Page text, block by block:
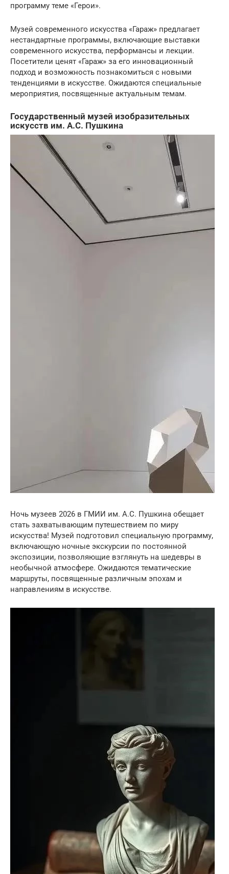
программу теме «Герои».
Музей современного искусства «Гараж» предлагает
нестандартные программы, включающие выставки
современного искусства, перформансы и лекции.
Посетители ценят «Гараж» за его инновационный
подход и возможность познакомиться с новыми
тенденциями в искусстве. Ожидаются специальные
мероприятия, посвященные актуальным темам.
Государственный музей изобразительных
искусств им. А.С. Пушкина
Ночь музеев 2026 в ГМИИ им. А.С. Пушкина обещает
стать захватывающим путешествием по миру
искусства! Музей подготовил специальную программу,
включающую ночные экскурсии по постоянной
экспозиции, позволяющие взглянуть на шедевры в
необычной атмосфере. Ожидаются тематические
маршруты, посвященные различным эпохам и
направлениям в искусстве.